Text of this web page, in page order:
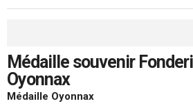
Médaille souvenir
Oyonnax
Médaille Oyonnax